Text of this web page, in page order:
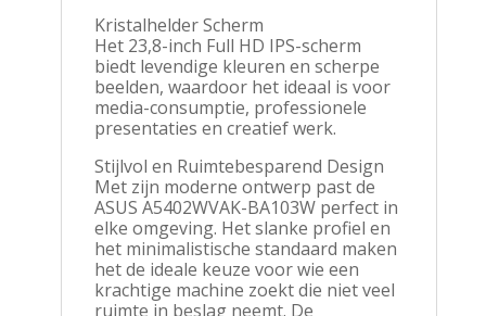
Kristalhelder Scherm
Het 23,8-inch Full HD IPS-scherm
biedt levendige kleuren en scherpe
beelden, waardoor het ideaal is voor
media-consumptie, professionele
presentaties en creatief werk.
Stijlvol en Ruimtebesparend Design
Met zijn moderne ontwerp past de
ASUS A5402WVAK-BA103W perfect in
elke omgeving. Het slanke profiel en
het minimalistische standaard maken
het de ideale keuze voor wie een
krachtige machine zoekt die niet veel
ruimte in beslag neemt. De